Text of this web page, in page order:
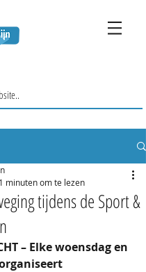
tijdens de Sport &
1 minuten om te lezen
– Elke woensdag en